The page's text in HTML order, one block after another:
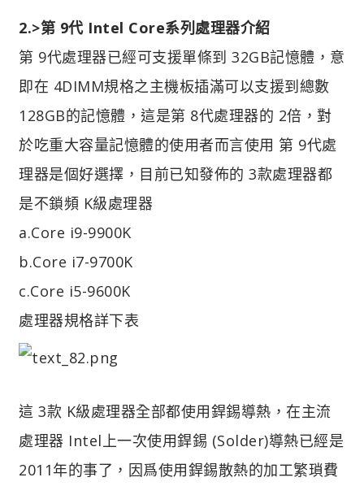
2.>第 9代 Intel Core系列處理器介紹
第 9代處理器已經可支援單條到 32GB記憶體，意
即在 4DIMM規格之主機板插滿可以支援到總數
128GB的記憶體，這是第 8代處理器的 2倍，對
於吃重大容量記憶體的使用者而言使用 第 9代處
理器是個好選擇，目前已知發佈的 3款處理器都
是不鎖頻 K級處理器
a.Core i9-9900K
b.Core i7-9700K
c.Core i5-9600K
處理器規格詳下表
這 3款 K級處理器全部都使用銲錫導熱，在主流
處理器 Intel上一次使用銲錫 (Solder)導熱已經是
2011年的事了，因爲使用銲錫散熱的加工繁瑣費